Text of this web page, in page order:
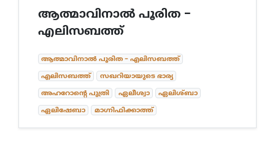
ആത്മാവിനാൽ പൂരിത -
എലിസബത്ത്
ആത്മാവിനാൽ പൂരിത - എലിസബത്ത്
എലിസബത്ത്
സഖറിയായുടെ ഭാര്യ
അഹറോന്റെ പുത്രി
ഏലീശ്വാ
ഏലിശ്ബാ
ഏലിഷേബാ
മാഗ്നിഫിക്കാത്ത്